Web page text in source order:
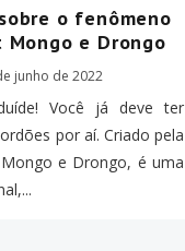
o fenômeno
e Drongo
junho de 2022
Você já deve ter
por aí. Criado pela
e Drongo, é uma